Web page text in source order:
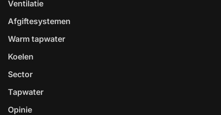
Ventilatie
Afgiftesystemen
Warm tapwater
Koelen
Sector
Tapwater
Opinie